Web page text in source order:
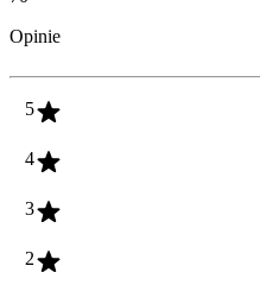
Opinie
5
4
3
2